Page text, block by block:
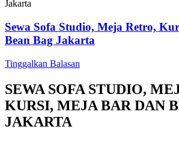
Sewa Sofa Studio, Meja Retro,
Bean Bag Jakarta
Tinggalkan Balasan
SEWA SOFA STUDIO,
KURSI, MEJA BAR DAN
JAKARTA